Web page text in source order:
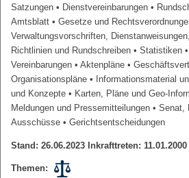
Satzungen • Dienstvereinbarungen •
Amtsblatt • Gesetze und
Verwaltungsvorschriften,
Richtlinien und Rundschreiben • Statistiken
Vereinbarungen • Aktenpläne •
Organisationspläne • Informationsmaterial
und Konzepte • Karten, Pläne und Geo-
Meldungen und Pressemitteilungen • Senat,
Ausschüsse • Gerichtsentscheidungen
Stand: 26.06.2023 Inkrafttreten: 11.01.2000
Themen: